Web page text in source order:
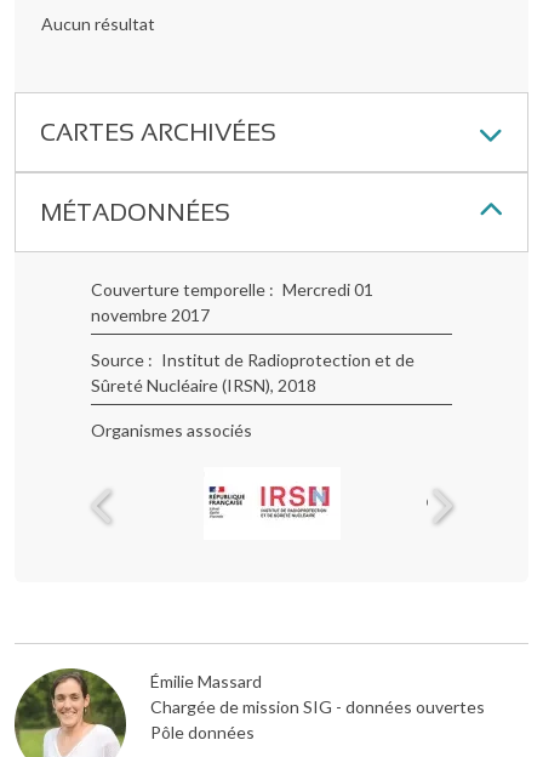
Aucun résultat
CARTES ARCHIVÉES
MÉTADONNÉES
Couverture temporelle
Mercredi 01
novembre 2017
Source
Institut de Radioprotection et de
Sûreté Nucléaire (IRSN), 2018
Organismes associés
Émilie Massard
Chargée de mission SIG - données ouvertes
Pôle données